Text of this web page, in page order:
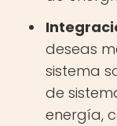
deseas
sistema
de
energía,